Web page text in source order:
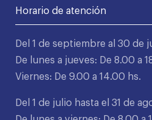
Horario de atención
Del 1 de septiembre al 30 de
De lunes a jueves: De 8.00 a
Viernes: De 9.00 a 14.00 hs.
Del 1 de julio hasta el 31 de